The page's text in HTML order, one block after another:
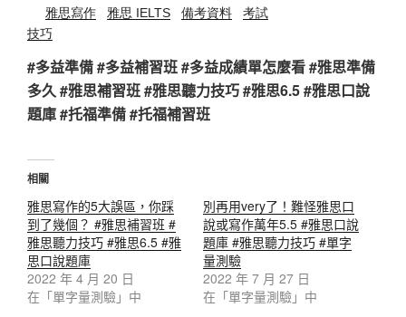
雅思寫作 雅思 IELTS 備考資料
考試
技巧
#多益準備 #多益補習班 #多益成績單怎麼看 #雅思準備
多久 #雅思補習班 #雅思聽力技巧 #雅思6.5 #雅思口說
題庫 #托福準備 #托福補習班
相關
雅思寫作的5大誤區，你踩
到了幾個？ #雅思補習班 #
雅思聽力技巧 #雅思6.5 #雅
思口說題庫
2022 年 4 月 20 日
在「單字量測驗」中
別再用very了！難怪雅思口
說或寫作萬年5.5 #雅思口說
題庫 #雅思聽力技巧 #單字
量測驗
2022 年 7 月 27 日
在「單字量測驗」中